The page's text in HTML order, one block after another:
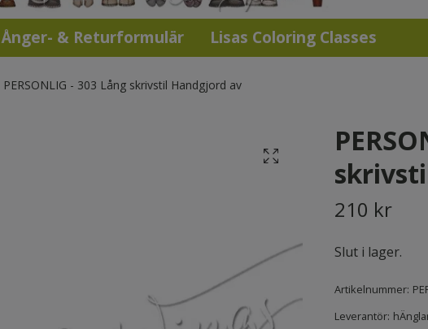
Ånger- & Returformulär Lisas Coloring Classes
PERSONLIG - 303 Lång skrivstil Handgjord av
210 kr
Slut i lager.
Artikelnummer:
Leverantör: